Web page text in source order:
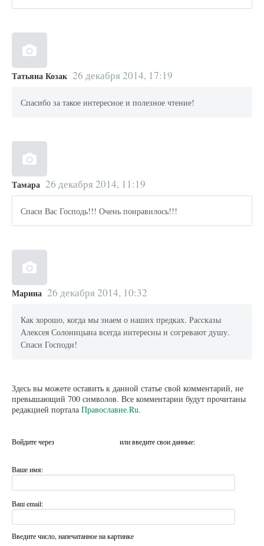
Татьяна Козак 26 декабря 2014, 17:19
Спасибо за такое интересное и полезное чтение!
Тамара 26 декабря 2014, 11:19
Спаси Вас Господь!!! Очень понравилось!!!
Марина 26 декабря 2014, 10:32
Как хорошо, когда мы знаем о наших предках. Рассказы
Алексея Солоницына всегда интересны и согревают душу.
Спаси Господи!
Здесь вы можете оставить к данной статье свой комментарий, не
превышающий 700 символов. Все комментарии будут прочитаны
редакцией портала Православие.Ru.
Войдите через или введите свои данные:
Ваше имя:
Ваш email:
Введите число, напечатанное на картинке